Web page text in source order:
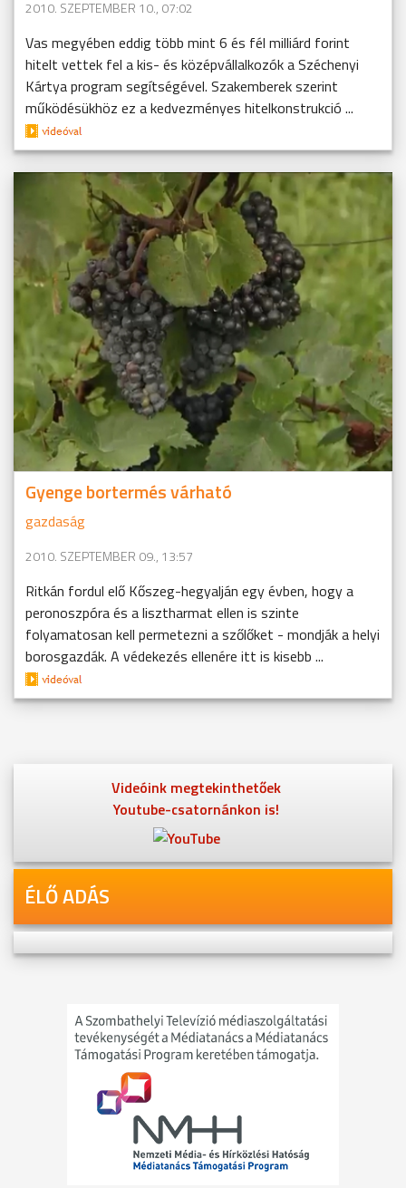
2010. SZEPTEMBER 10., 07:02
Vas megyében eddig több mint 6 és fél milliárd forint
hitelt vettek fel a kis- és középvállalkozók a Széchenyi
Kártya program segítségével. Szakemberek szerint
működésükhöz ez a kedvezményes hitelkonstrukció ...
Gyenge bortermés várható
gazdaság
2010. SZEPTEMBER 09., 13:57
Ritkán fordul elő Kőszeg-hegyalján egy évben, hogy a
peronoszpóra és a lisztharmat ellen is szinte
folyamatosan kell permetezni a szőlőket - mondják a helyi
borosgazdák. A védekezés ellenére itt is kisebb ...
Videóink megtekinthetőek
Youtube-csatornánkon is!
ÉLŐ ADÁS